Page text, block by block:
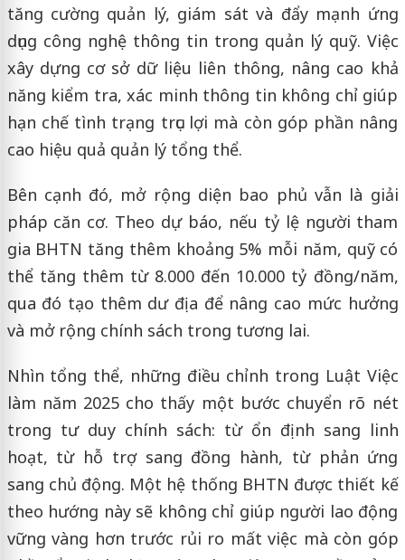
tăng cường quản lý, giám sát và đẩy mạnh ứng
dụng công nghệ thông tin trong quản lý quỹ. Việc
xây dựng cơ sở dữ liệu liên thông, nâng cao khả
năng kiểm tra, xác minh thông tin không chỉ giúp
hạn chế tình trạng trục lợi mà còn góp phần nâng
cao hiệu quả quản lý tổng thể.
Bên cạnh đó, mở rộng diện bao phủ vẫn là giải
pháp căn cơ. Theo dự báo, nếu tỷ lệ người tham
gia BHTN tăng thêm khoảng 5% mỗi năm, quỹ có
thể tăng thêm từ 8.000 đến 10.000 tỷ đồng/năm,
qua đó tạo thêm dư địa để nâng cao mức hưởng
và mở rộng chính sách trong tương lai.
Nhìn tổng thể, những điều chỉnh trong Luật Việc
làm năm 2025 cho thấy một bước chuyển rõ nét
trong tư duy chính sách: từ ổn định sang linh
hoạt, từ hỗ trợ sang đồng hành, từ phản ứng
sang chủ động. Một hệ thống BHTN được thiết kế
theo hướng này sẽ không chỉ giúp người lao động
vững vàng hơn trước rủi ro mất việc mà còn góp